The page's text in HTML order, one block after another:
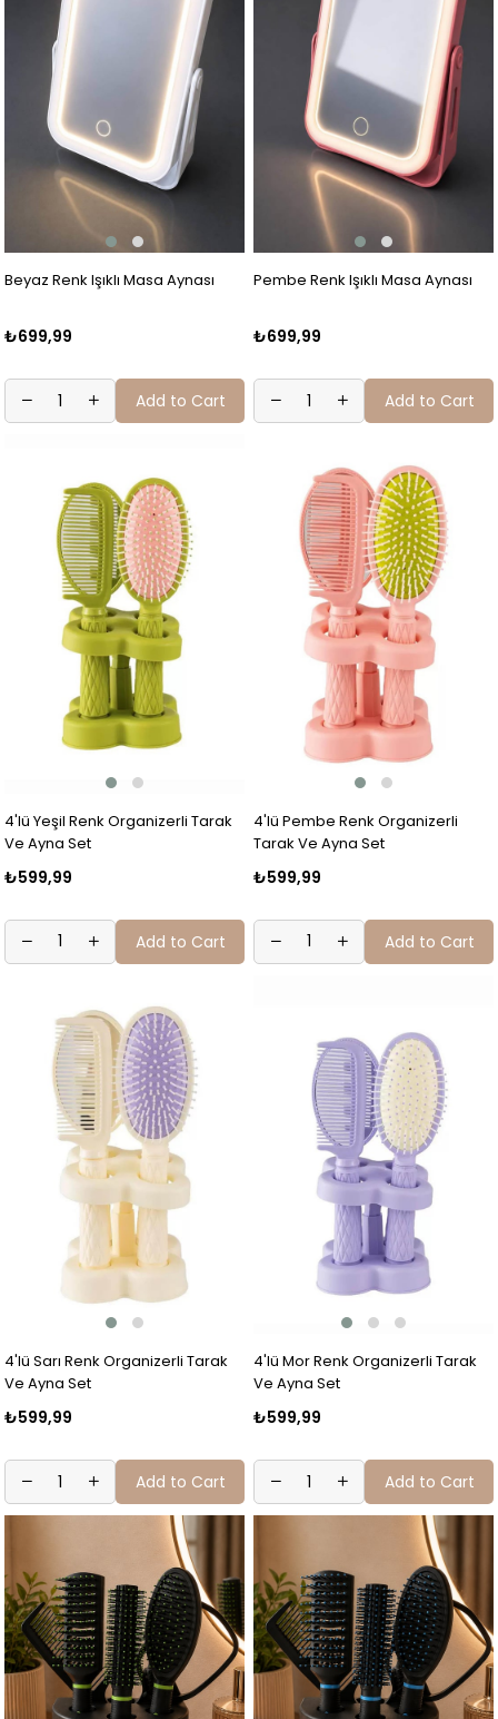
Beyaz Renk Işıklı Masa Aynası
₺699,99
Add to Cart
Pembe Renk Işıklı Masa Aynası
₺699,99
Add to Cart
4'lü Yeşil Renk Organizerli Tarak
Ve Ayna Set
₺599,99
Add to Cart
4'lü Pembe Renk Organizerli
Tarak Ve Ayna Set
₺599,99
Add to Cart
4'lü Sarı Renk Organizerli Tarak
Ve Ayna Set
₺599,99
Add to Cart
4'lü Mor Renk Organizerli Tarak
Ve Ayna Set
₺599,99
Add to Cart